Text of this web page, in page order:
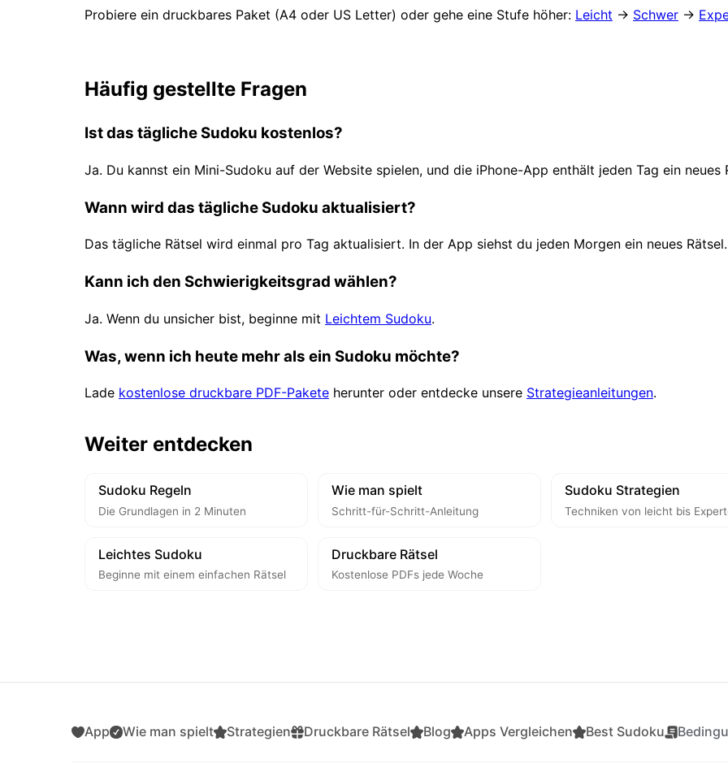
Probiere ein druckbares Paket (A4 oder US Letter) oder gehe eine Stufe höher: Leicht → Schwer →
Häufig gestellte Fragen
Ist das tägliche Sudoku kostenlos?
Ja. Du kannst ein Mini-Sudoku auf der Website spielen, und die iPhone-App enthält jeden Tag ein neues
Wann wird das tägliche Sudoku aktualisiert?
Das tägliche Rätsel wird einmal pro Tag aktualisiert. In der App siehst du jeden Morgen ein neues Rätsel.
Kann ich den Schwierigkeitsgrad wählen?
Ja. Wenn du unsicher bist, beginne mit Leichtem Sudoku.
Was, wenn ich heute mehr als ein Sudoku möchte?
Lade kostenlose druckbare PDF-Pakete herunter oder entdecke unsere Strategieanleitungen.
Weiter entdecken
Sudoku Regeln
Die Grundlagen in 2 Minuten
Wie man spielt
Schritt-für-Schritt-Anleitung
Sudoku Strategien
Techniken von leicht bis
Leichtes Sudoku
Beginne mit einem einfachen Rätsel
Druckbare Rätsel
Kostenlose PDFs jede Woche
App Wie man spielt Strategien Druckbare Rätsel Blog Apps Vergleichen Best Sudoku